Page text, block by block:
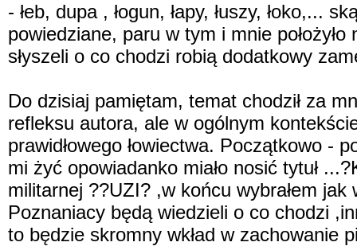
- łeb, dupa , łogun, łapy, łuszy, łoko,...
powiedziane, paru w tym i mnie
słyszeli o co chodzi robią dodatkowy
Do dzisiaj pamiętam, temat chodził za
refleksu autora, ale w ogólnym
prawidłowego łowiectwa. Początkowo -
mi żyć opowiadanko miało nosić tytuł
militarnej ??UZI? ,w końcu wybrałem
Poznaniacy będą wiedzieli o co chodzi
to będzie skromny wkład w zachowanie